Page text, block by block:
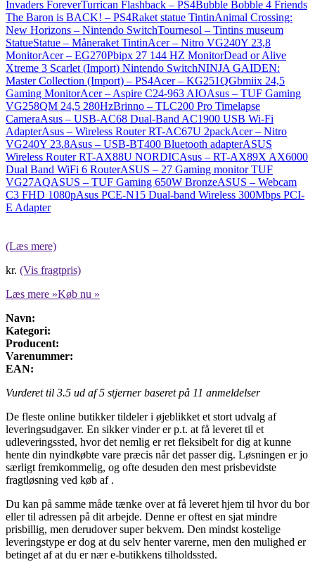
Invaders ForeverTurrican Flashback – PS4Bubble Bobble 4 Friends
The Baron is BACK! – PS4Raket statue TintinAnimal Crossing:
New Horizons – Nintendo SwitchTournesol – Tintins museum
StatueStatue – Måneraket TintinAcer – Nitro VG240Y 23,8
MonitorAcer – EG270Pbipx 27 144 HZ MonitorDead or Alive
Xtreme 3 Scarlet (Import) Nintendo SwitchNINJA GAIDEN:
Master Collection (Import) – PS4Acer – KG251QGbmiix 24,5
Gaming MonitorAcer – Aspire C24-963 AIOAsus – TUF Gaming
VG258QM 24,5 280HzBrinno – TLC200 Pro Timelapse
CameraAsus – USB-AC68 Dual-Band AC1900 USB Wi-Fi
AdapterAsus – Wireless Router RT-AC67U 2packAcer – Nitro
VG240Y 23.8Asus – USB-BT400 Bluetooth adapterASUS
Wireless Router RT-AX88U NORDICAsus – RT-AX89X AX6000
Dual Band WiFi 6 RouterASUS – 27 Gaming monitor TUF
VG27AQASUS – TUF Gaming 650W BronzeASUS – Webcam
C3 FHD 1080pAsus PCE-N15 Dual-band Wireless 300Mbps PCI-
E Adapter
(Læs mere)
kr. (Vis fragtpris)
Læs mere »Køb nu »
Navn:
Kategori:
Producent:
Varenummer:
EAN:
Vurderet til 3.5 ud af 5 stjerner baseret på 11 anmeldelser
De fleste online butikker tildeler i øjeblikket et stort udvalg af
leveringsudgaver. En sikker vinder er p.t. at få leveret til et
udleveringssted, hvor det nemlig er ret fleksibelt for dig at kunne
hente din nyindkøbte vare præcis når det passer dig. Løsningen er jo
særligt fremkommelig, og ofte desuden den mest prisbevidste
fragtløsning ved køb af .
Du kan på samme måde tænke over at få leveret hjem til hvor du bor
eller til adressen på dit arbejde. Denne er oftest en sjat mindre
prisbillig, men derudover super bekvem. Den mindst kostelige
leveringstype er dog at du selv henter varerne, men den mulighed er
betinget af at du er nær e-butikkens tilholdssted.